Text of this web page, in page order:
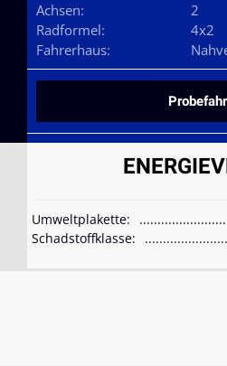
Achsen:
2
Radformel:
4x2
Fahrerhaus:
Umweltplakette:
Schadstoffklasse: